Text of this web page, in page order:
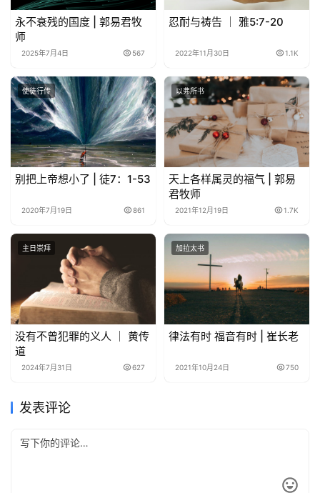
永不衰残的国度 | 郭易君牧
师
2025年7月4日 567
忍耐与祷告 ｜ 雅5:7-20
2022年11月30日 1.1K
使徒行传
别把上帝想小了 | 徒7：1-53
2020年7月19日 861
以弗所书
天上各样属灵的福气 | 郭易
君牧师
2021年12月19日 1.7K
主日崇拜
没有不曾犯罪的义人 ｜ 黄传
道
2024年7月31日 627
加拉太书
律法有时 福音有时 | 崔长老
2021年10月24日 750
发表评论